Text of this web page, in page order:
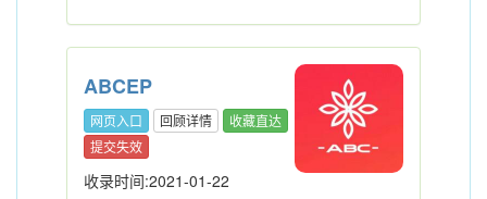
ABCEP
网页入口 回顾详情
收藏直达
提交失效
收录时间:2021-01-22